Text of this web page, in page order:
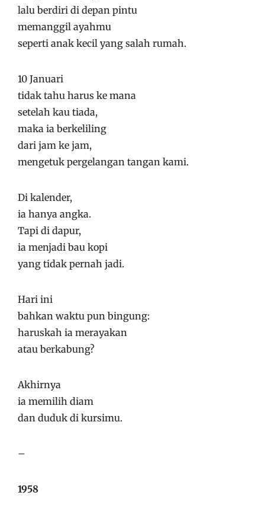
lalu berdiri di depan pintu
memanggil ayahmu
seperti anak kecil yang salah rumah.
10 Januari
tidak tahu harus ke mana
setelah kau tiada,
maka ia berkeliling
dari jam ke jam,
mengetuk pergelangan tangan kami.
Di kalender,
ia hanya angka.
Tapi di dapur,
ia menjadi bau kopi
yang tidak pernah jadi.
Hari ini
bahkan waktu pun bingung:
haruskah ia merayakan
atau berkabung?
Akhirnya
ia memilih diam
dan duduk di kursimu.
–
1958